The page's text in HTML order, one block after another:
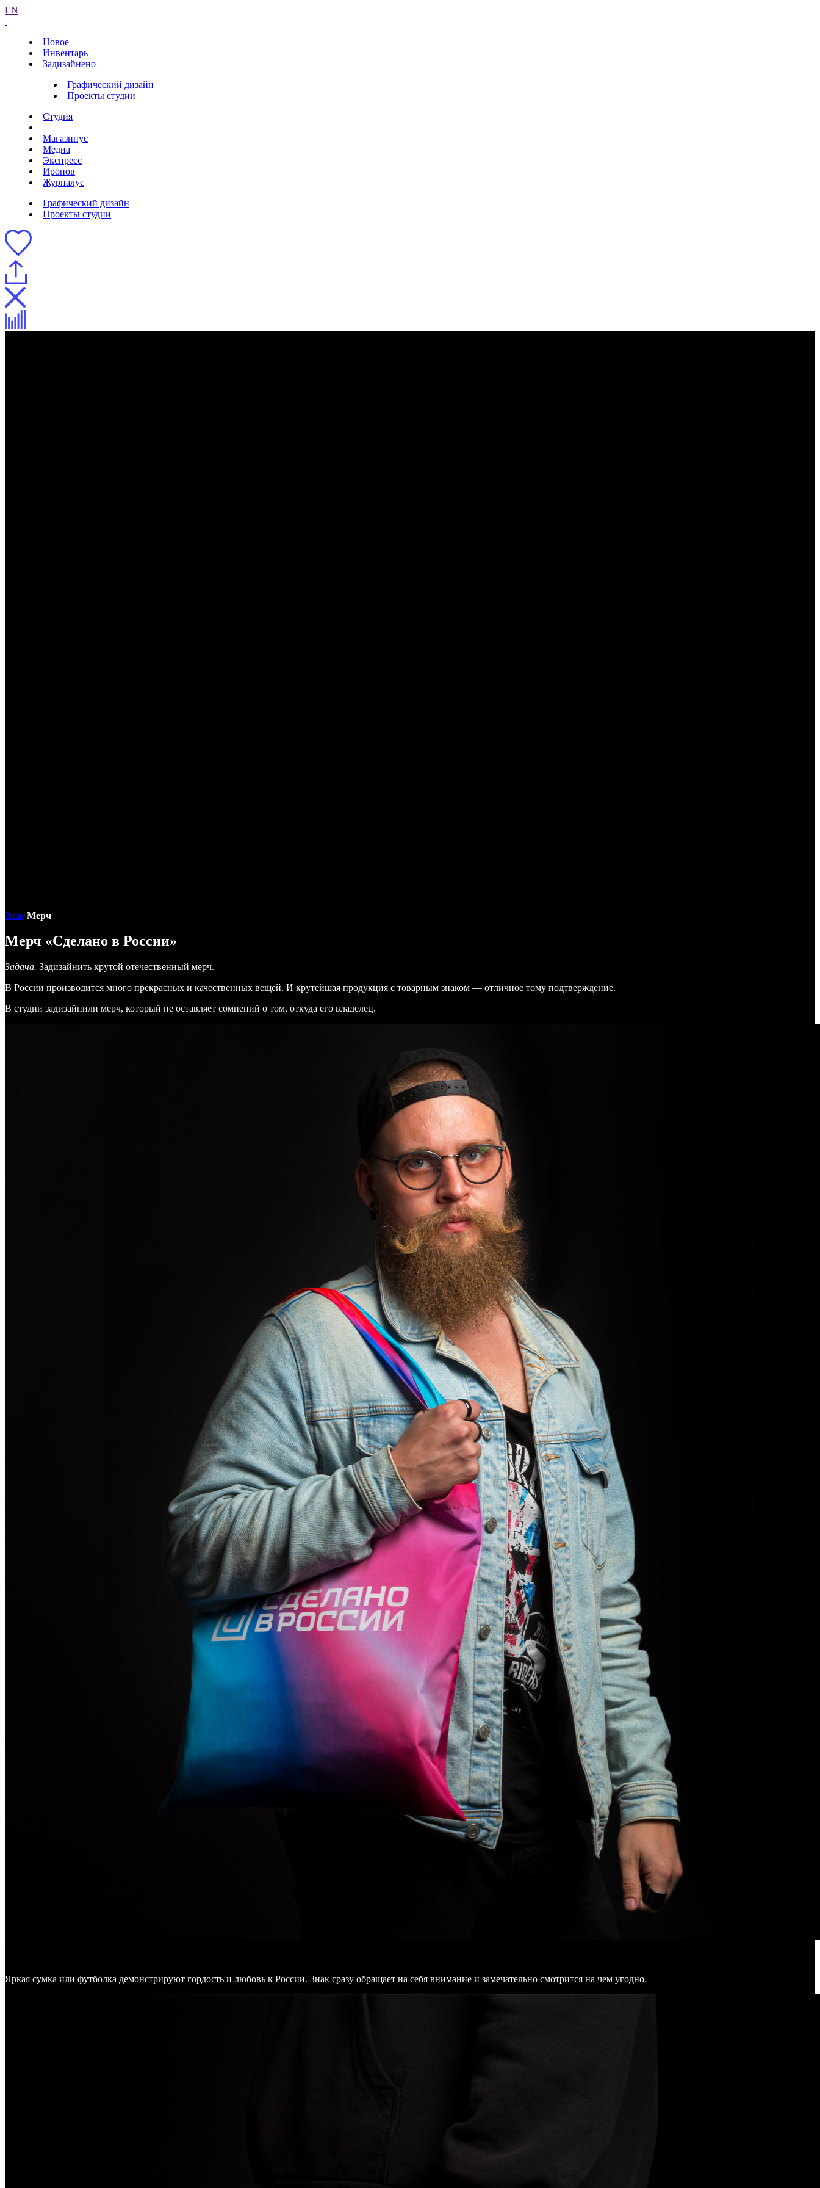
EN
Новое
Инвентарь
Задизайнено
Графический дизайн
Проекты студии
Студия
Магазинус
Медиа
Экспресс
Иронов
Журналус
Графический дизайн
Проекты студии
Знак Мерч
Мерч «Сделано в России»
Задача. Задизайнить крутой отечественный мерч.
В России производится много прекрасных и качественных вещей. И крутейшая продукция с товарным знаком — отличное тому подтверждение.
В студии задизайнили мерч, который не оставляет сомнений о том, откуда его владелец.
Яркая сумка или футболка демонстрируют гордость и любовь к России. Знак сразу обращает на себя внимание и замечательно смотрится на чем угодно.